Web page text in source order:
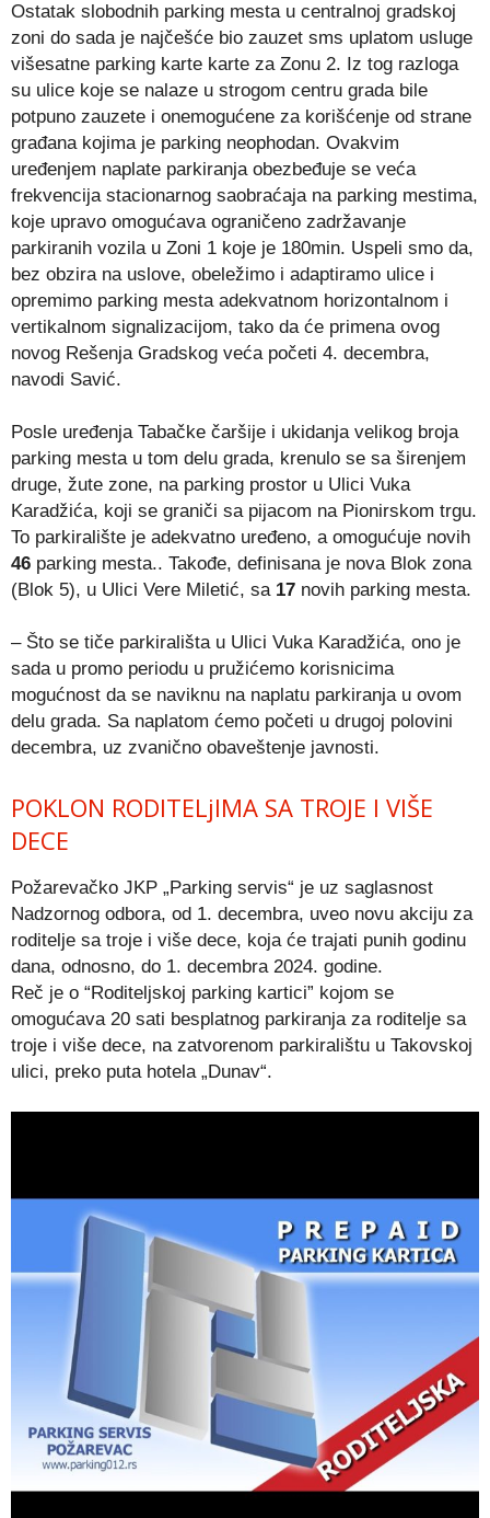
Ostatak slobodnih parking mesta u centralnoj gradskoj
zoni do sada je najčešće bio zauzet sms uplatom usluge
višesatne parking karte karte za Zonu 2. Iz tog razloga
su ulice koje se nalaze u strogom centru grada bile
potpuno zauzete i onemogućene za korišćenje od strane
građana kojima je parking neophodan. Ovakvim
uređenjem naplate parkiranja obezbeđuje se veća
frekvencija stacionarnog saobraćaja na parking mestima,
koje upravo omogućava ograničeno zadržavanje
parkiranih vozila u Zoni 1 koje je 180min. Uspeli smo da,
bez obzira na uslove, obeležimo i adaptiramo ulice i
opremimo parking mesta adekvatnom horizontalnom i
vertikalnom signalizacijom, tako da će primena ovog
novog Rešenja Gradskog veća početi 4. decembra,
navodi Savić.
Posle uređenja Tabačke čaršije i ukidanja velikog broja
parking mesta u tom delu grada, krenulo se sa širenjem
druge, žute zone, na parking prostor u Ulici Vuka
Karadžića, koji se graniči sa pijacom na Pionirskom trgu.
To parkiralište je adekvatno uređeno, a omogućuje novih
46 parking mesta.. Takođe, definisana je nova Blok zona
(Blok 5), u Ulici Vere Miletić, sa 17 novih parking mesta.
– Što se tiče parkirališta u Ulici Vuka Karadžića, ono je
sada u promo periodu u pružićemo korisnicima
mogućnost da se naviknu na naplatu parkiranja u ovom
delu grada. Sa naplatom ćemo početi u drugoj polovini
decembra, uz zvanično obaveštenje javnosti.
POKLON RODITELjIMA SA TROJE I VIŠE
DECE
Požarevačko JKP „Parking servis“ je uz saglasnost
Nadzornog odbora, od 1. decembra, uveo novu akciju za
roditelje sa troje i više dece, koja će trajati punih godinu
dana, odnosno, do 1. decembra 2024. godine.
Reč je o “Roditeljskoj parking kartici” kojom se
omogućava 20 sati besplatnog parkiranja za roditelje sa
troje i više dece, na zatvorenom parkiralištu u Takovskoj
ulici, preko puta hotela „Dunav“.